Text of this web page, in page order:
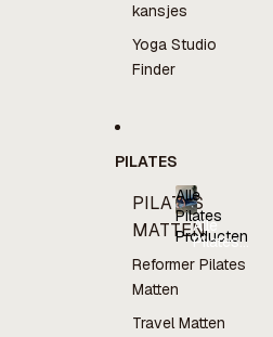
kansjes
Yoga Studio
Finder
PILATES
PILATES
MATTEN
Reformer Pilates
Matten
Travel Matten
Alle
Pilates
Producten
Alle
Pilates
Producten